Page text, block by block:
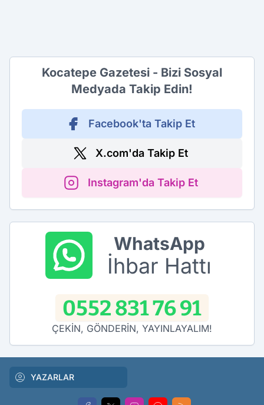
Kocatepe Gazetesi - Bizi Sosyal
Medyada Takip Edin!
Facebook'ta Takip Et
X.com'da Takip Et
Instagram'da Takip Et
WhatsApp
İhbar Hattı
0552 831 76 91
ÇEKİN, GÖNDERİN, YAYINLAYALIM!
YAZARLAR